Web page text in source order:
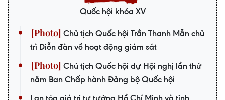
Quốc hội khóa XV
Chủ tịch Quốc hội Trần Thanh Mẫn chủ
trì Diễn đàn về hoạt động giám sát
Chủ tịch Quốc hội dự Hội nghị lần thứ
năm Ban Chấp hành Đảng bộ Quốc hội